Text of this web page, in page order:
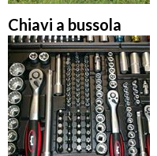
Chiavi a bussola